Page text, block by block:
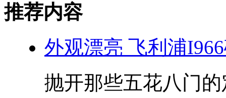
推荐内容
外观漂亮 飞利浦
抛开那些五花八门